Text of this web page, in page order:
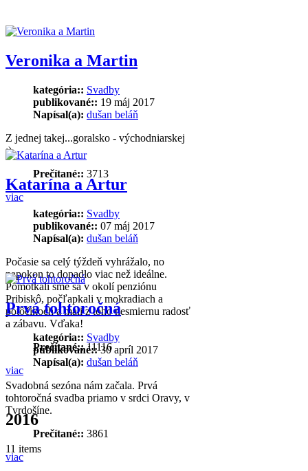
Veronika a Martin
kategória:: Svadby
publikované:: 19 máj 2017
Napísal(a): dušan beláň
Z jednej takej...goralsko - východniarskej
:)
Prečítané:: 3713
viac
Katarína a Artur
kategória:: Svadby
publikované:: 07 máj 2017
Napísal(a): dušan beláň
Počasie sa celý týždeň vyhrážalo, no
napokon to dopadlo viac než ideálne.
Pomotkali sme sa v okolí penziónu
Pribiskô, počľapkali v mokradiach a
potôčikoch a mali z toho nesmiernu radosť
a zábavu. Vďaka!
Prečítané::11116
viac
Prvá tohtoročná
kategória:: Svadby
publikované::30 apríl 2017
Napísal(a): dušan beláň
Svadobná sezóna nám začala. Prvá
tohtoročná svadba priamo v srdci Oravy, v
Tvrdošíne.
Prečítané:: 3861
viac
2016
11 items